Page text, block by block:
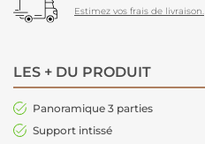
Estimez vos frais de livraison.
LES + DU PRODUIT
Panoramique 3 parties
Support intissé